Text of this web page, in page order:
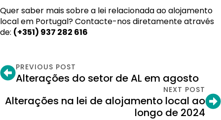
Quer saber mais sobre a lei relacionada ao alojamento
local em Portugal? Contacte-nos diretamente através
de: (+351) 937 282 616
PREVIOUS POST
Alterações do setor de AL em agosto
NEXT POST
Alterações na lei de alojamento local ao
longo de 2024